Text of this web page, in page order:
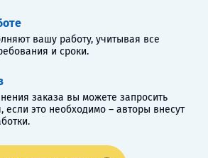
вашу работу, учитывая все
и сроки.
заказа вы можете запросить
если это необходимо – авторы внесут